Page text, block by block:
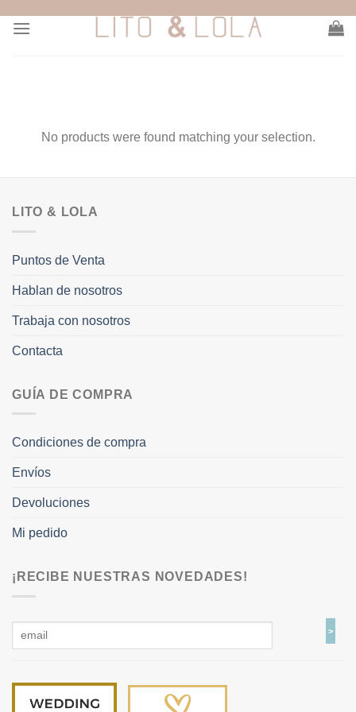
No products were found matching your selection.
LITO & LOLA
Puntos de Venta
Hablan de nosotros
Trabaja con nosotros
Contacta
GUÍA DE COMPRA
Condiciones de compra
Envíos
Devoluciones
Mi pedido
¡RECIBE NUESTRAS NOVEDADES!